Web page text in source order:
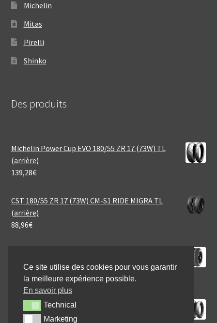
Michelin
Mitas
Pirelli
Shinko
Des produits
Michelin Power Cup EVO 180/55 ZR 17 (73W) TL
(arrière)
139,28€
CST 180/55 ZR 17 (73W) CM-S1 RIDE MIGRA TL
(arrière)
88,96€
(arrière)
198,95€
Michelin Power RS+ 190/50 ZR 17 (73W) TL (arrière)
127,04€
Ce site utilise des cookies pour vous garantir
la meilleure expérience possible.
En savoir plus
TechnicalTechnical
MarketingMarketing